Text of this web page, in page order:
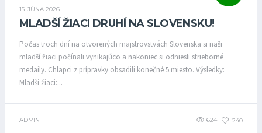
15. JÚNA 2026
MLADŠÍ ŽIACI DRUHÍ NA SLOVENSKU!
Počas troch dní na otvorených majstrovstvách Slovenska si naši
mladší žiaci počínali vynikajúco a nakoniec si odniesli strieborné
medaily. Chlapci z prípravky obsadili konečné 5.miesto. Výsledky:
Mladší žiaci:...
ADMIN 624 240